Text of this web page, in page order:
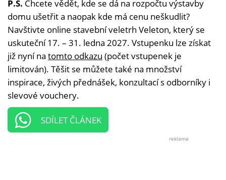
P.S. Chcete vědět, kde se dá na rozpočtu výstavby
domu ušetřit a naopak kde má cenu neškudlit?
Navštivte online stavební veletrh Veleton, který se
uskuteční 17. – 31. ledna 2027. Vstupenku lze získat
již nyní na tomto odkazu (počet vstupenek je
limitován). Těšit se můžete také na množství
inspirace, živých přednášek, konzultací s odborníky i
slevové vouchery.
SDÍLET ČLÁNEK
reklama